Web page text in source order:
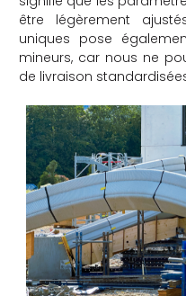
être légèrement
uniques pose
mineurs, car nous ne
de livraison